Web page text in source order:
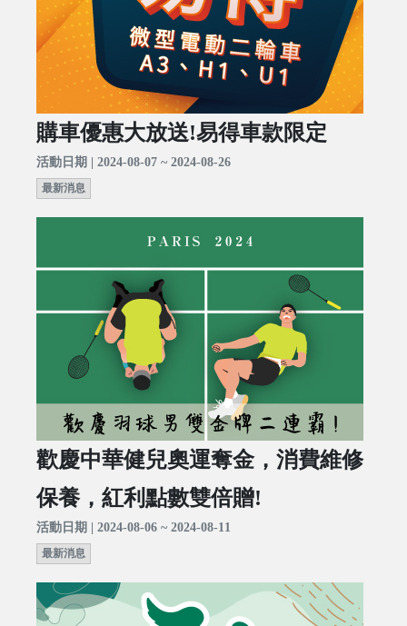
購車優惠大放送!易得車款限定
活動日期 | 2024-08-07 ~ 2024-08-26
最新消息
歡慶中華健兒奧運奪金，消費維修
保養，紅利點數雙倍贈!
活動日期 | 2024-08-06 ~ 2024-08-11
最新消息